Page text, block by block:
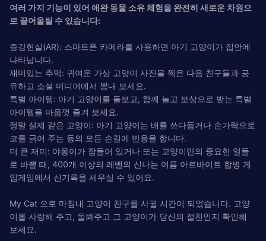
여러 가지 기능이 있어 애완 동물 소유 체험을 완전히 새로운 차원으
로 끌어올릴 수 있습니다:
증강현실(AR): 스마트폰 카메라를 사용하면 아기 고양이가 집안에
나타납니다.
재미있는 추억: 귀여운 가상 고양이 사진을 찍은 다음 친구들과 공
유하고 소셜 미디어에서 뽐내 보세요.
특별 아이템: 아기 고양이를 돌보고, 함께 놀고 보상으로 받는 특별
아이템을 마음껏 즐겨 보세요.
정말 실제 같은 고양이: 아기 고양이는 배를 쓰다듬거나 손가락으로
코를 긁어 주는 등의 모든 손길에 반응을 합니다.
더 큰 재미: 야옹이가 잠들어 있거나 또는 고양이만의 중요한 일들
로 바쁠 때, 400개 이상의 레벨의 신나는 여름 아르바이트 합병 게
임게임에서 신기록을 세우실 수 있어요.
My Cat 으로 마침내 고양이 친구를 사귈 시간이 되었습니다. 고양
이를 사랑해 주고, 돌봐주고 그 고양이가 당신의 절친인지 확인해
보세요.